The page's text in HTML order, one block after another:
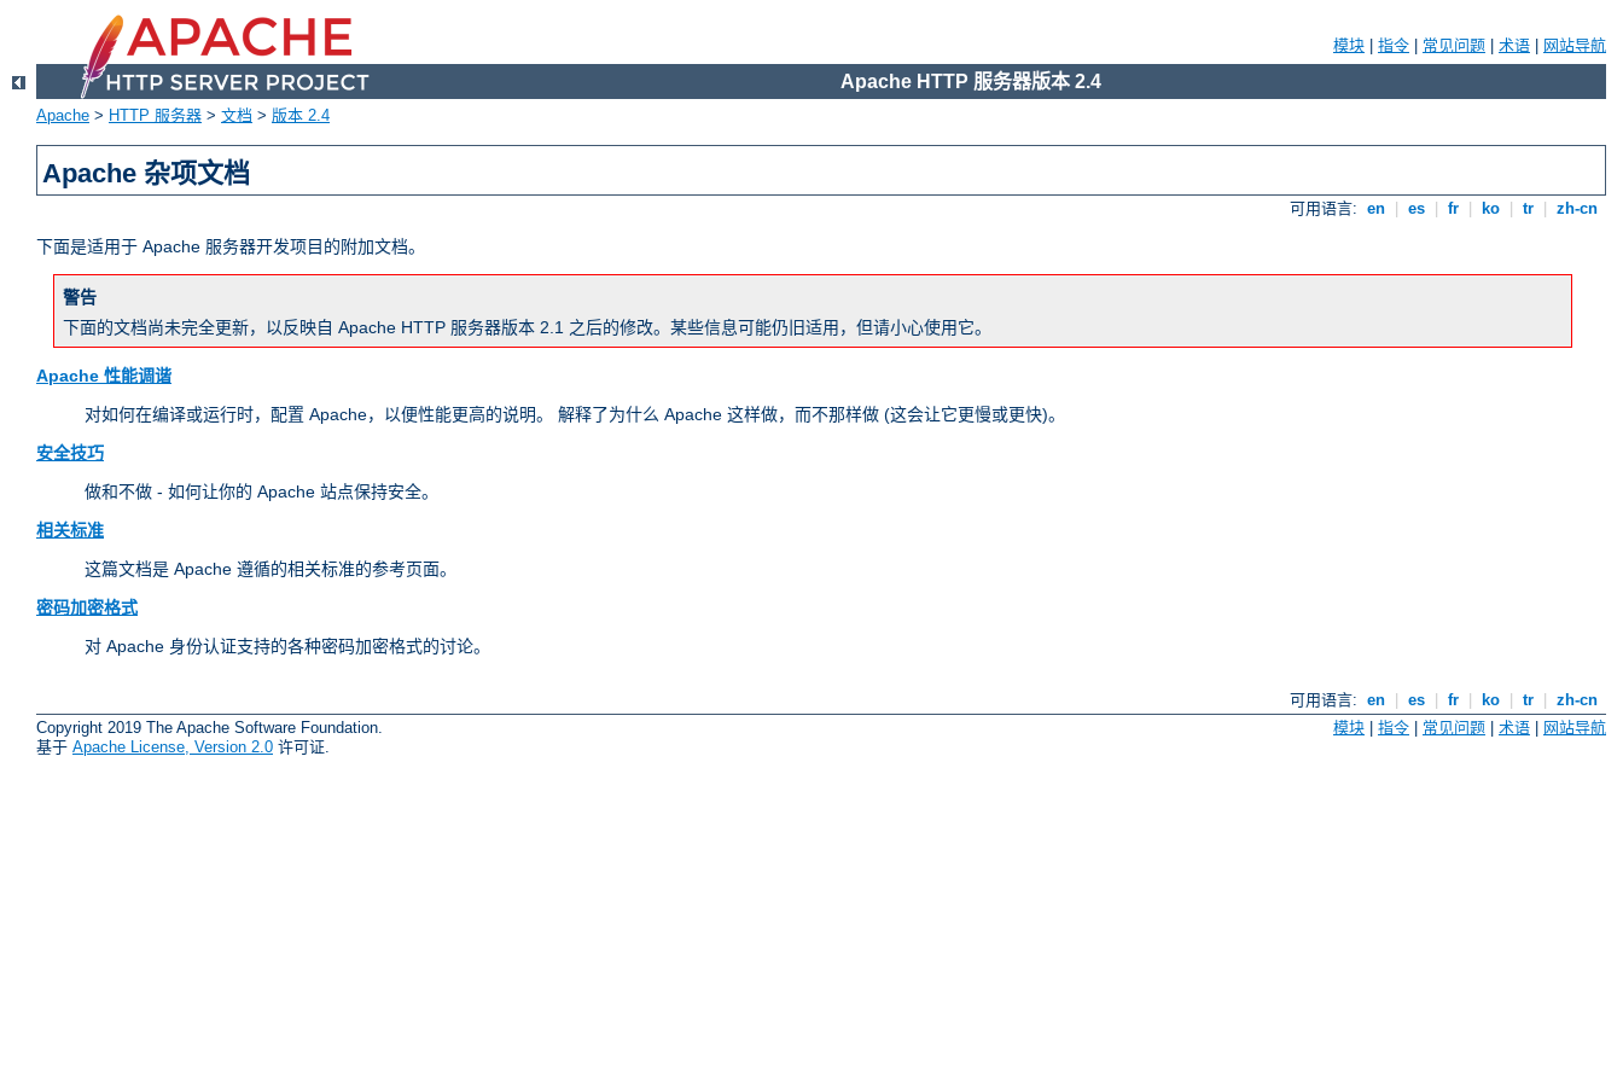
模块 指令 常见问题 术语 网站导航
Apache HTTP 服务器版本 2.4
Apache > HTTP 服务器 > 文档 > 版本 2.4
Apache 杂项文档
可用语言: en es fr ko tr zh-cn
下面是适用于 Apache 服务器开发项目的附加文档。
警告
下面的文档尚未完全更新，以反映自 Apache HTTP 服务器版本 2.1 之后的修改。某些信息可能仍旧适用，但请小心使用它。
Apache 性能调谐
对如何在编译或运行时，配置 Apache，以便性能更高的说明。 解释了为什么 Apache 这样做，而不那样做 (这会让它更慢或更快)。
安全技巧
做和不做 - 如何让你的 Apache 站点保持安全。
相关标准
这篇文档是 Apache 遵循的相关标准的参考页面。
密码加密格式
对 Apache 身份认证支持的各种密码加密格式的讨论。
可用语言: en es fr ko tr
zh-cn
Copyright 2019 The Apache Software Foundation.
基于 Apache License, Version 2.0 许可证.
模块 | 指令 | 常见问题 | 术语 | 网站导航